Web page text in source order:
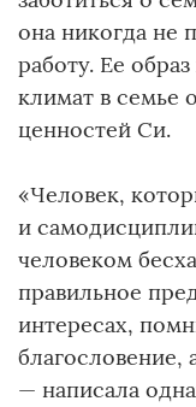
она никогда не
работу. Ее
климат в семье
ценностей Си.
«Человек,
и
человеком
правильное
интересах,
благословение,
— написала